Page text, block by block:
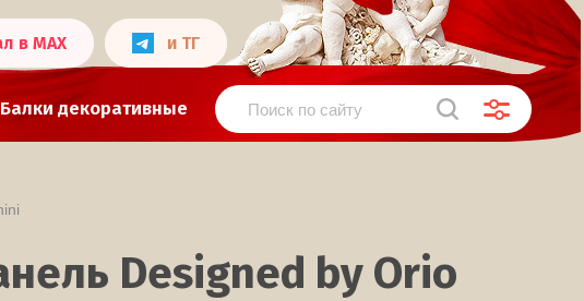
в MAX и ТГ
Балки декоративные
Designed by Orio